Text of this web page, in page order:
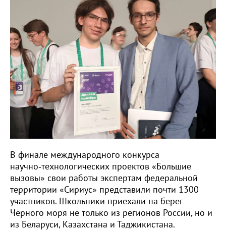
В финале международного конкурса
научно‑технологических проектов «Большие
вызовы» свои работы экспертам федеральной
территории «Сириус» представили почти 1300
участников. Школьники приехали на берег
Чёрного моря не только из регионов России, но и
из Беларуси, Казахстана и Таджикистана.